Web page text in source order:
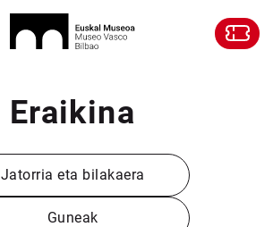
Eraikina
Jatorria eta bilakaera
Guneak